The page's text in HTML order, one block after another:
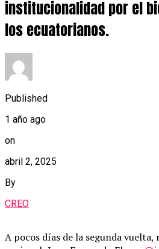
institucionalidad por el
los ecuatorianos.
Published
1 año ago
on
abril 2, 2025
By
CREO
A pocos días de la segunda